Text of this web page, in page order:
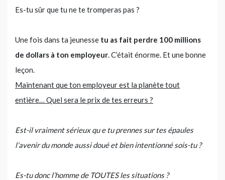
Es-tu sûr que tu ne te tromperas pas ?
Une fois dans ta jeunesse tu as fait perdre 100 millions
de dollars à ton employeur. C’était énorme. Et une bonne
leçon.
Maintenant que ton employeur est la planète tout
entière… Quel sera le prix de tes erreurs ?
Est-il vraiment sérieux qu e tu prennes sur tes épaules
l’avenir du monde aussi doué et bien intentionné sois-tu ?
Es-tu donc l’homme de TOUTES les situations ?